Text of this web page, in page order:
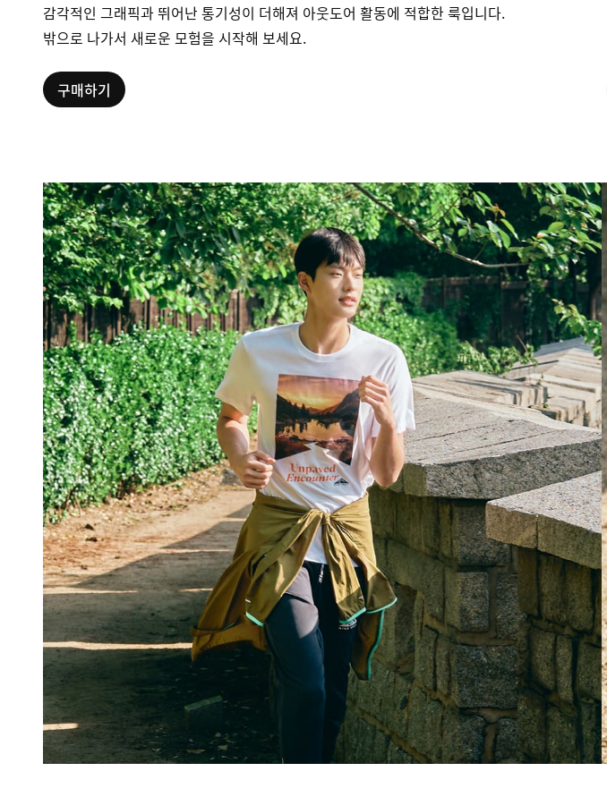
감각적인 그래픽과 뛰어난 통기성이 더해져 아웃도어 활동에 적합한 룩입니다.
밖으로 나가서 새로운 모험을 시작해 보세요.
구매하기